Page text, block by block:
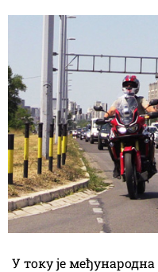
У току је